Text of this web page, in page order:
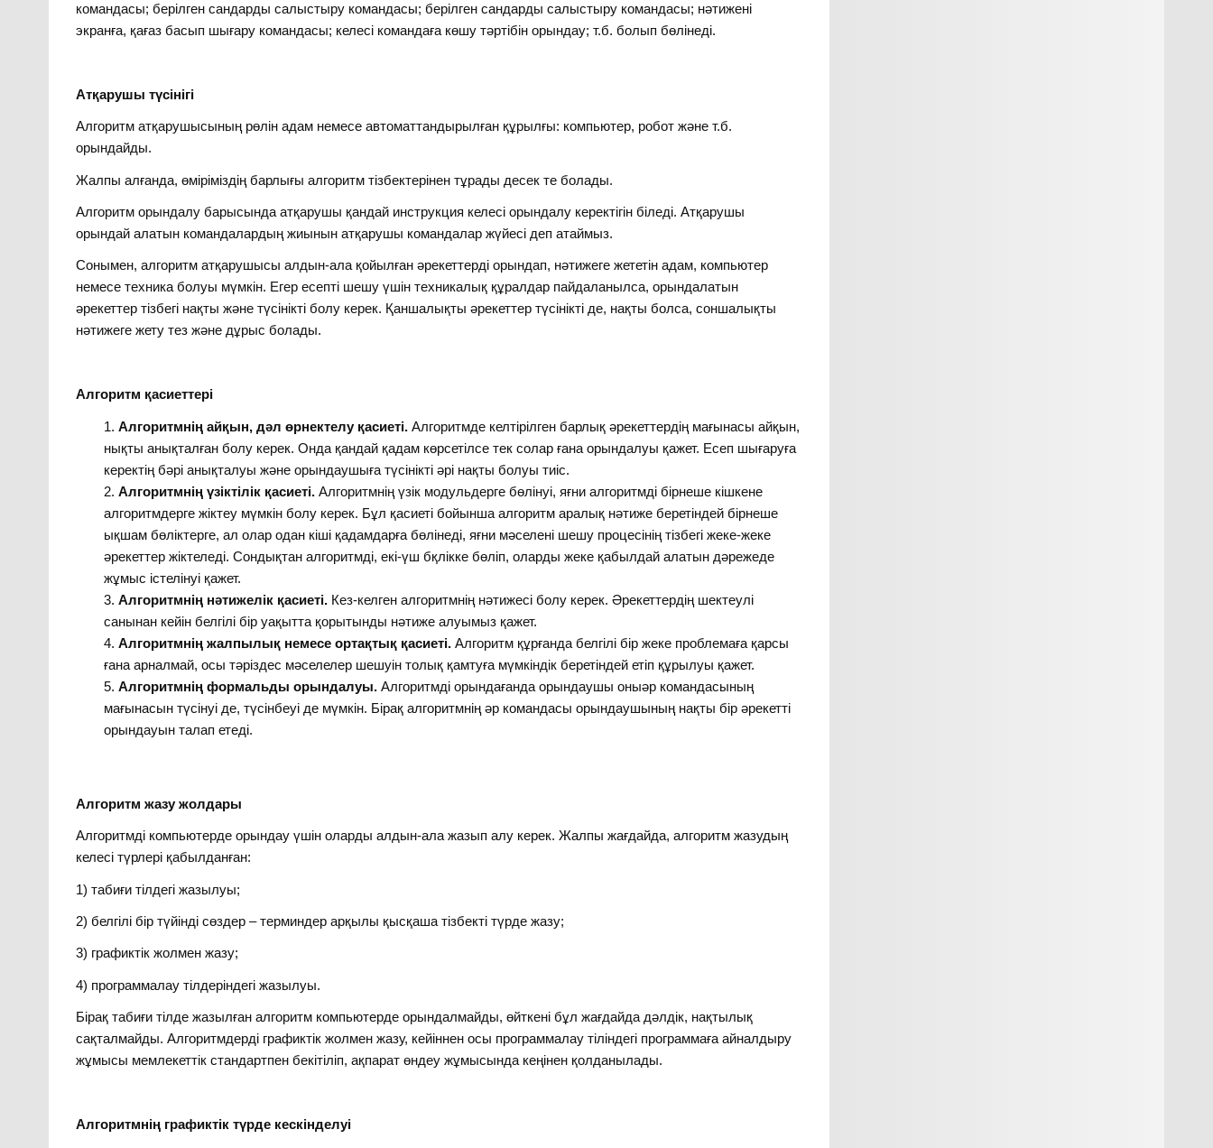
командасы; берілген сандарды салыстыру командасы; берілген сандарды салыстыру командасы; нәтижені
экранға, қағаз басып шығару командасы; келесі командаға көшу тәртібін орындау; т.б. болып бөлінеді.
Атқарушы түсінігі
Алгоритм атқарушысының рөлін адам немесе автоматтандырылған құрылғы: компьютер, робот және т.б.
орындайды.
Жалпы алғанда, өміріміздің барлығы алгоритм тізбектерінен тұрады десек те болады.
Алгоритм орындалу барысында атқарушы қандай инструкция келесі орындалу керектігін біледі. Атқарушы
орындай алатын командалардың жиынын атқарушы командалар жүйесі деп атаймыз.
Сонымен, алгоритм атқарушысы алдын-ала қойылған әрекеттерді орындап, нәтижеге жететін адам, компьютер
немесе техника болуы мүмкін. Егер есепті шешу үшін техникалық құралдар пайдаланылса, орындалатын
әрекеттер тізбегі нақты және түсінікті болу керек. Қаншалықты әрекеттер түсінікті де, нақты болса, соншалықты
нәтижеге жету тез және дұрыс болады.
Алгоритм қасиеттері
Алгоритмнің айқын, дәл өрнектелу қасиеті.Алгоритмде келтірілген барлық әрекеттердің мағынасы айқын,
нықты анықталған болу керек. Онда қандай қадам көрсетілсе тек солар ғана орындалуы қажет. Есеп шығаруға
керектің бәрі анықталуы және орындаушыға түсінікті әрі нақты болуы тиіс.
Алгоритмнің үзіктілік қасиеті.Алгоритмнің үзік модульдерге бөлінуі, яғни алгоритмді бірнеше кішкене
алгоритмдерге жіктеу мүмкін болу керек. Бұл қасиеті бойынша алгоритм аралық нәтиже беретіндей бірнеше
ықшам бөліктерге, ал олар одан кіші қадамдарға бөлінеді, яғни мәселені шешу процесінің тізбегі жеке-жеке
әрекеттер жіктеледі. Сондықтан алгоритмді, екі-үш бқлікке бөліп, оларды жеке қабылдай алатын дәрежеде
жұмыс істелінуі қажет.
Алгоритмнің нәтижелік қасиеті.Кез-келген алгоритмнің нәтижесі болу керек. Әрекеттердің шектеулі
санынан кейін белгілі бір уақытта қорытынды нәтиже алуымыз қажет.
Алгоритмнің жалпылық немесе ортақтық қасиеті.Алгоритм құрғанда белгілі бір жеке проблемаға қарсы
ғана арналмай, осы тәріздес мәселелер шешуін толық қамтуға мүмкіндік беретіндей етіп құрылуы қажет.
Алгоритмнің формальды орындалуы.Алгоритмді орындағанда орындаушы оныәр командасының
мағынасын түсінуі де, түсінбеуі де мүмкін. Бірақ алгоритмнің әр командасы орындаушының нақты бір әрекетті
орындауын талап етеді.
Алгоритм жазу жолдары
Алгоритмді компьютерде орындау үшін оларды алдын-ала жазып алу керек. Жалпы жағдайда, алгоритм жазудың
келесі түрлері қабылданған:
1) табиғи тілдегі жазылуы;
2) белгілі бір түйінді сөздер – терминдер арқылы қысқаша тізбекті түрде жазу;
3) графиктік жолмен жазу;
4) программалау тілдеріндегі жазылуы.
Бірақ табиғи тілде жазылған алгоритм компьютерде орындалмайды, өйткені бұл жағдайда дәлдік, нақтылық
сақталмайды. Алгоритмдерді графиктік жолмен жазу, кейіннен осы программалау тіліндегі программаға айналдыру
жұмысы мемлекеттік стандартпен бекітіліп, ақпарат өндеу жұмысында кеңінен қолданылады.
Алгоритмнің графиктік түрде кескінделуі